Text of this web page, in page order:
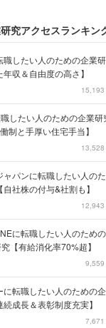
究アクセスランキン
職したい人のための企業
年収＆自由度の高さ】
15,193
したい人のための企業研
制と手厚い住宅手当】
13,528
ャパンに転職したい人の
社株の付与&社割も】
12,943
に転職したい人のため
【有給消化率70%超】
9,559
に転職したい人のための
成長＆表彰制度充実】
7,671